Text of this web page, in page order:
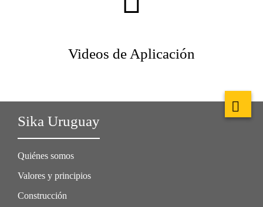
Videos de Aplicación
Sika Uruguay
Quiénes somos
Valores y principios
Construcción